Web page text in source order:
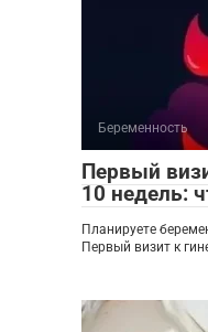
Беременность
Первый
10 недель:
Планируете
Первый визит к